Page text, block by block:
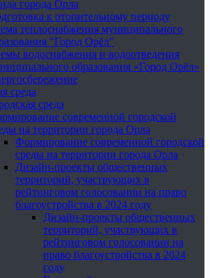
города Орла
к отопительному периоду
теплоснабжения муниципального
"Город Орёл"
водоснабжения и водоотведения
образования «Город Орёл»
среда
среда
современной городской
на территории города Орла
Формирование современной городской
среды на территории города Орла
Дизайн-проекты общественных
территорий, участвующих в
рейтинговом голосовании на право
благоустройства в 2024 году
Дизайн-проекты общественных
территорий, участвующих в
рейтинговом голосовании на
право благоустройства в 2024
году